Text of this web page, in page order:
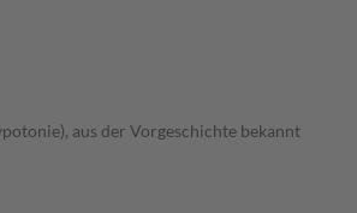
aus der Vorgeschichte bekannt